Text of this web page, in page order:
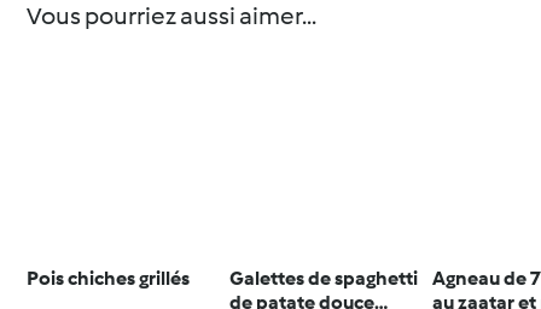
Vous pourriez aussi aimer...
Pois chiches grillés
Galettes de spaghetti
de patate douce
Agneau de
au zaatar